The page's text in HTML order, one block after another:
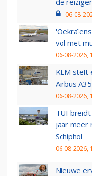
de reiziger
06-08-
vol met
06-08-2026,
KLM stelt
Airbus
06-08-2026,
TUI breidt
jaar meer
Schiphol
06-08-2026,
Nieuwe